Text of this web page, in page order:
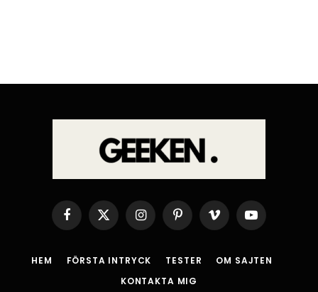
Facebook
X
(Twitter)
InstagramPinterestVimeo YouTube
HEM FÖRSTA INTRYCK TESTER
OM SAJTEN
KONTAKTA MIG